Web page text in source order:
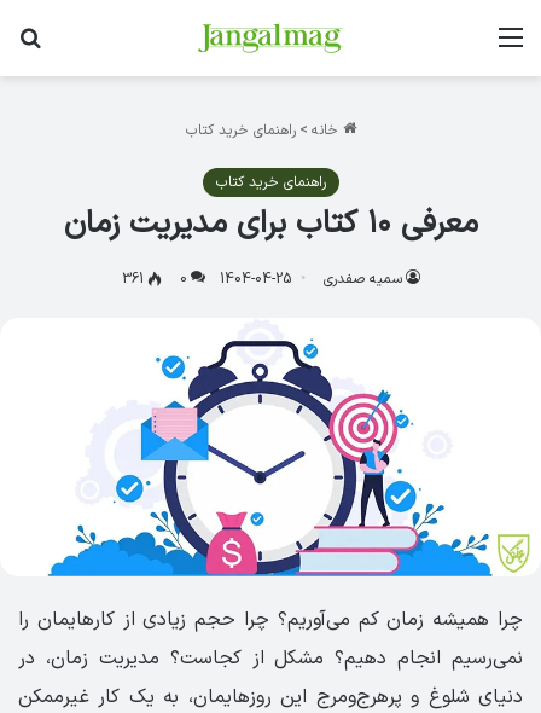
منو
خانه > راهنمای خرید کتاب
راهنمای خرید کتاب
معرفی ۱۰ کتاب برای مدیریت زمان
سمیه صفدری 1404-04-25
0
361
چرا همیشه زمان کم می‌آوریم؟ چرا حجم زیادی از کارهایمان را
نمی‌رسیم انجام دهیم؟ مشکل از کجاست؟ مدیریت زمان، در
دنیای شلوغ و پرهرج‌ومرج این روزهایمان، به یک کار غیرممکن